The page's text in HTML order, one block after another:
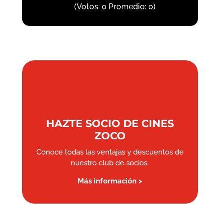
(Votos: 0 Promedio: 0)
HAZTE SOCIO DE CINES
ZOCO
Conoce todas las ventajas y descuentos de
nuestro club de socios.
Más información >